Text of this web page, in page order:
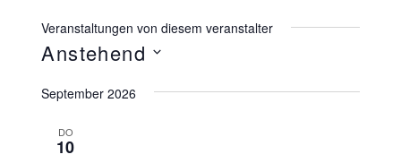
Veranstaltungen von diesem veranstalter
Anstehend
wählen.
September 2026
DO
10